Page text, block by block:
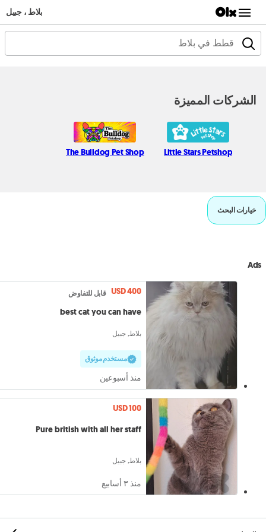
بلاط ، جبيل
الشركات المميزة
Little Stars Petshop
The Bulldog Pet Shop
خيارات البحث
Ads
USD 400 قابل للتفاوض
best cat you can have
بلاط, جبيل
مستخدم موثوق
منذ أسبوعين
USD 100
Pure british with all her staff
بلاط, جبيل
منذ ٣ أسابيع